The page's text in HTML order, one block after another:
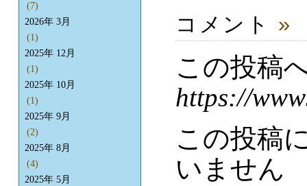
コメント »
この投稿
https://
この投稿
いません
(7)
2026年 3月
(1)
2025年 12月
(1)
2025年 10月
(1)
2025年 9月
(2)
2025年 8月
(4)
2025年 5月